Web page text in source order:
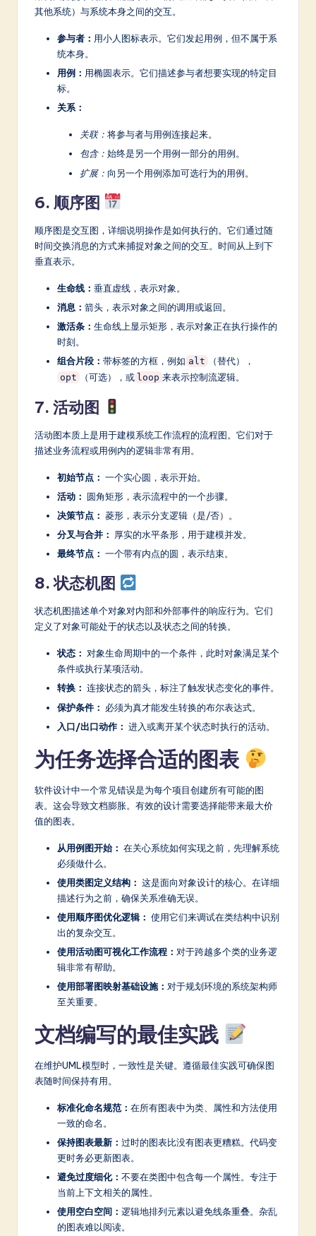
其他系统）与系统本身之间的交互。
参与者： 用小人图标表示。它们发起用例，但不属于系
统本身。
用例： 用椭圆表示。它们描述参与者想要实现的特定目
标。
关系：
关联： 将参与者与用例连接起来。
包含： 始终是另一个用例一部分的用例。
扩展： 向另一个用例添加可选行为的用例。
6. 顺序图
顺序图是交互图，详细说明操作是如何执行的。它们通过随
时间交换消息的方式来捕捉对象之间的交互。时间从上到下
垂直表示。
生命线： 垂直虚线，表示对象。
消息： 箭头，表示对象之间的调用或返回。
激活条： 生命线上显示矩形，表示对象正在执行操作的
时刻。
组合片段： 带标签的方框，例如 alt （替代），
opt （可选），或 loop 来表示控制流逻辑。
7. 活动图
活动图本质上是用于建模系统工作流程的流程图。它们对于
描述业务流程或用例内的逻辑非常有用。
初始节点： 一个实心圆，表示开始。
活动： 圆角矩形，表示流程中的一个步骤。
决策节点： 菱形，表示分支逻辑（是/否）。
分叉与合并： 厚实的水平条形，用于建模并发。
最终节点： 一个带有内点的圆，表示结束。
8. 状态机图
状态机图描述单个对象对内部和外部事件的响应行为。它们
定义了对象可能处于的状态以及状态之间的转换。
状态： 对象生命周期中的一个条件，此时对象满足某个
条件或执行某项活动。
转换： 连接状态的箭头，标注了触发状态变化的事件。
保护条件： 必须为真才能发生转换的布尔表达式。
入口/出口动作： 进入或离开某个状态时执行的活动。
为任务选择合适的图表
软件设计中一个常见错误是为每个项目创建所有可能的图
表。这会导致文档膨胀。有效的设计需要选择能带来最大价
值的图表。
从用例图开始： 在关心系统如何实现之前，先理解系统
必须做什么。
使用类图定义结构： 这是面向对象设计的核心。在详细
描述行为之前，确保关系准确无误。
使用顺序图优化逻辑： 使用它们来调试在类结构中识别
出的复杂交互。
使用活动图可视化工作流程： 对于跨越多个类的业务逻
辑非常有帮助。
使用部署图映射基础设施： 对于规划环境的系统架构师
至关重要。
文档编写的最佳实践
在维护UML模型时，一致性是关键。遵循最佳实践可确保图
表随时间保持有用。
标准化命名规范： 在所有图表中为类、属性和方法使用
一致的命名。
保持图表最新： 过时的图表比没有图表更糟糕。代码变
更时务必更新图表。
避免过度细化： 不要在类图中包含每一个属性。专注于
当前上下文相关的属性。
使用空白空间： 逻辑地排列元素以避免线条重叠。杂乱
的图表难以阅读。